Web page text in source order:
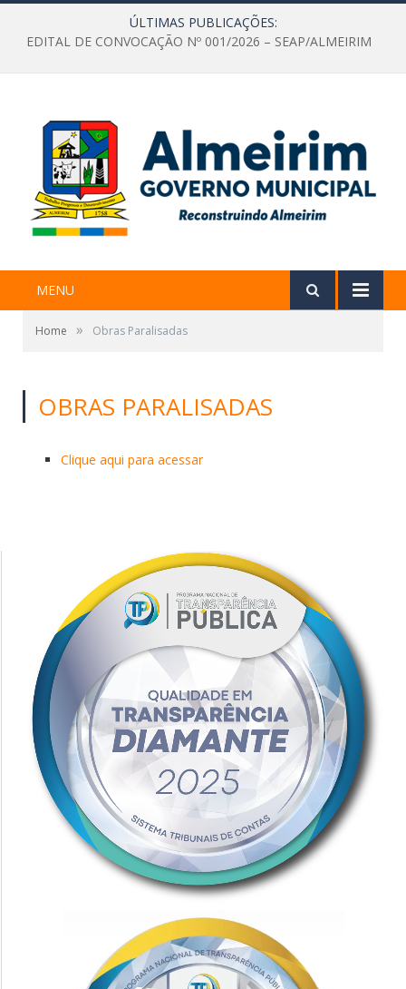
ÚLTIMAS PUBLICAÇÕES:
EDITAL DE CONVOCAÇÃO Nº 001/2026 – SEAP/ALMEIRIM
MENU
Home » Obras Paralisadas
OBRAS PARALISADAS
Clique aqui para acessar